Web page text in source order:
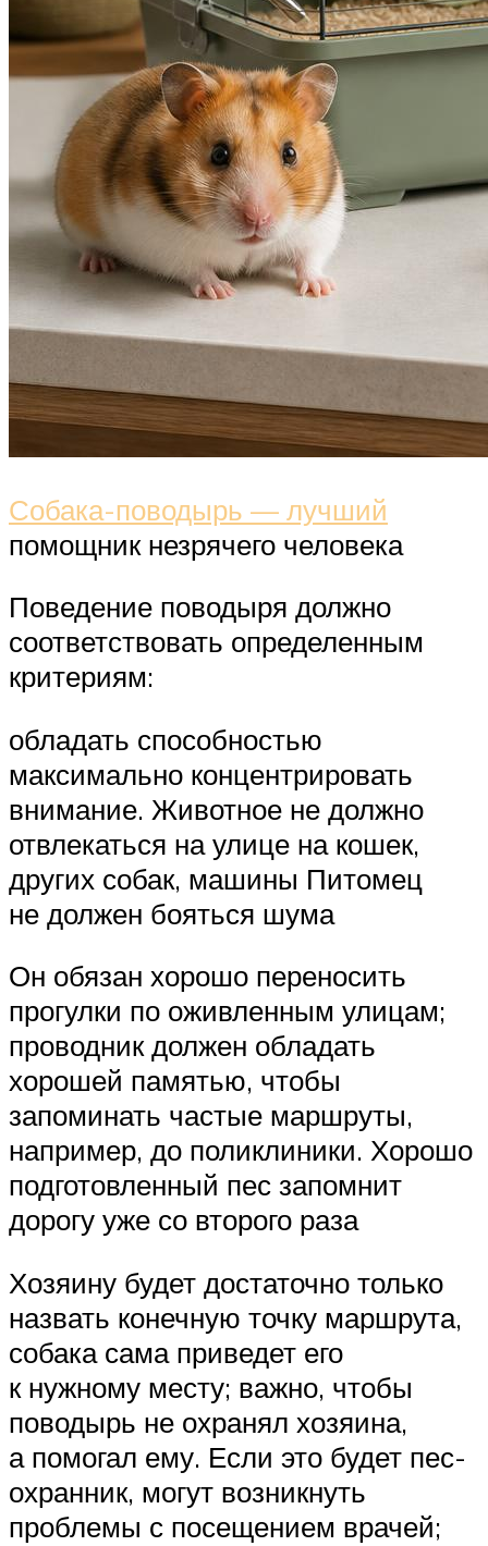
Собака-поводырь — лучший
помощник незрячего человека
Поведение поводыря должно
соответствовать определенным
критериям:
обладать способностью
максимально концентрировать
внимание. Животное не должно
отвлекаться на улице на кошек,
других собак, машины Питомец
не должен бояться шума
Он обязан хорошо переносить
прогулки по оживленным улицам;
проводник должен обладать
хорошей памятью, чтобы
запоминать частые маршруты,
например, до поликлиники. Хорошо
подготовленный пес запомнит
дорогу уже со второго раза
Хозяину будет достаточно только
назвать конечную точку маршрута,
собака сама приведет его
к нужному месту; важно, чтобы
поводырь не охранял хозяина,
а помогал ему. Если это будет пес-
охранник, могут возникнуть
проблемы с посещением врачей;